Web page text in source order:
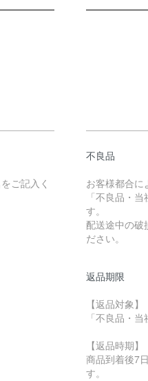
ご記入く
不良品
お客様都合に
「不良品・
す。
配送途中の破
ださい。
返品期限
【返品対象】
「不良品・
【返品時期】
商品到着後7
す。